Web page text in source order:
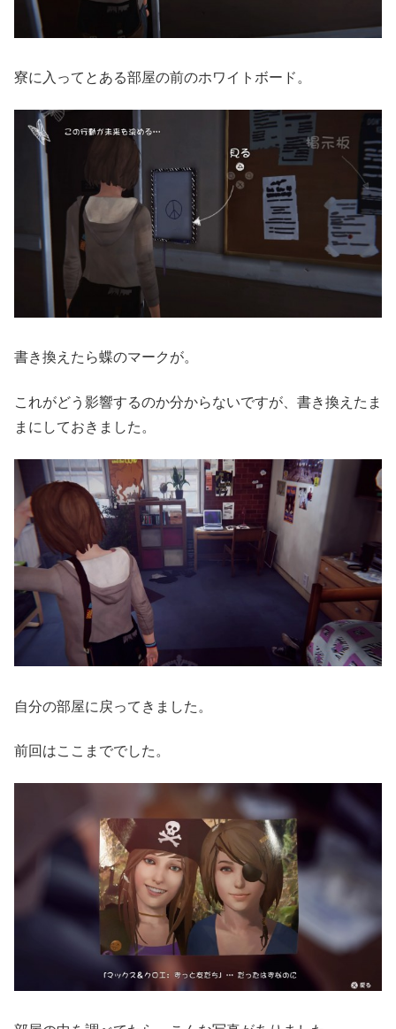
寮に入ってとある部屋の前のホワイトボード。
書き換えたら蝶のマークが。
これがどう影響するのか分からないですが、書き換えたま
まにしておきました。
自分の部屋に戻ってきました。
前回はここまででした。